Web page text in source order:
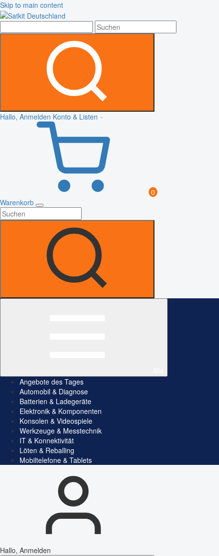
Skip to main content
Hallo, Anmelden Konto & Listen
0
Warenkorb
Angebote des Tages
Automobil & Diagnose
Batterien & Ladegeräte
Elektronik & Komponenten
Konsolen & Videospiele
Werkzeuge & Messtechnik
IT & Konnektivität
Löten & Reballing
Mobiltelefone & Tablets
Hallo, Anmelden